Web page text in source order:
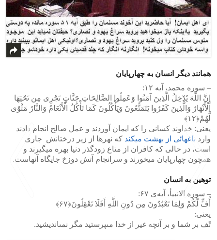
همانند دیگر انسان به چهارپایان
– سوره محمد، آیه ۱۲:
إِنَّ اللَّهَ یُدْخِلُ الَّذِینَ آمَنُوا وَعَمِلُوا الصَّالِحَاتِ جَنَّاتٍ تَجْرِی مِن تَحْتِهَا
الْأَنْهَارُ وَالَّذِینَ کَفَرُوا یَتَمَتَّعُونَ وَیَأْکُلُونَ کَمَا تَأْکُلُ الْأَنْعَامُ وَالنَّارُ مَثْوًى
لَّهُمْ﴿۱۲﴾
یعنی‌: خداوند کسانی را که ایمان آوردند و عمل صالح انجام دادند
وارد باغهائی از بهشت می‏کند که نهرها از زیر درختانش ‍ جاری
است، در حالی که کافران از متاع زودگذر دنیا بهره می‏گیرند و
همچون چهارپایان می‏خورند و سرانجام آتش دوزخ جایگاه آنهاست.
توهین به انسان
– سوره الانبیأ، آیه‌ی ۶۷:
أُفٍّ لَّکُمْ وَلِمَا تَعْبُدُونَ مِن دُونِ اللَّهِ أَفَلَا تَعْقِلُونَ﴿۶۷﴾
یعنی‌:
تًف بر شما و بر آنچه غیر از خدا مى‏پرستید مگر نمى‏اندیشید.
<